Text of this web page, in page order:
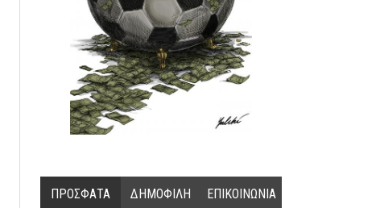
ΠΡΟΣΦΑΤΑ ΔΗΜΟΦΙΛΗ ΕΠΙΚΟΙΝΩΝΙΑ